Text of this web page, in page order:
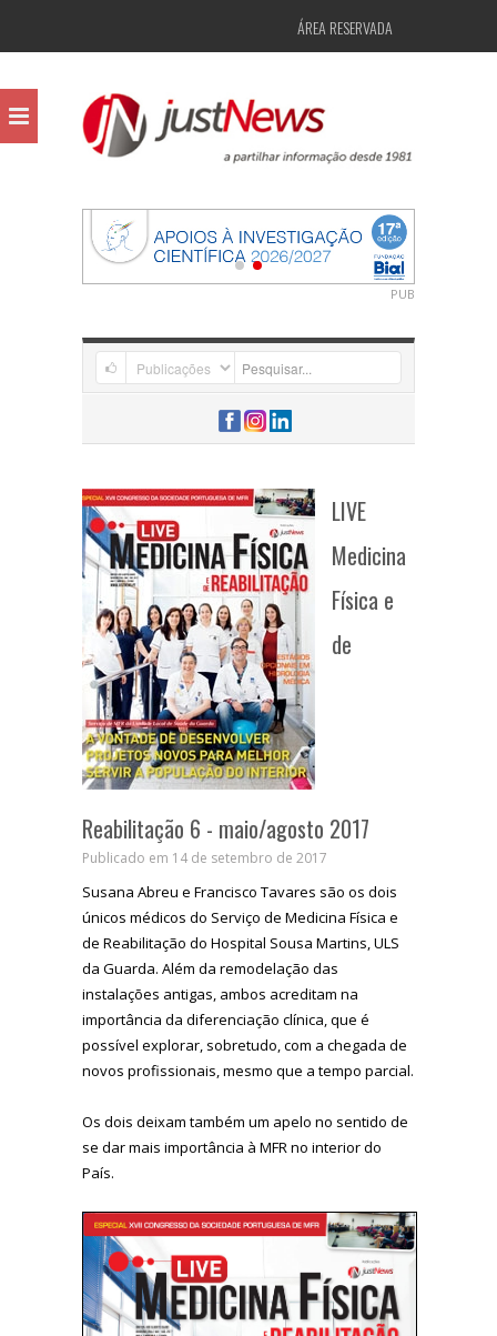
ÁREA RESERVADA
PUB
LIVE
Medicina
Física e
de
Reabilitação 6 - maio/agosto 2017
Publicado em 14 de setembro de 2017
Susana Abreu e Francisco Tavares são os dois
únicos médicos do Serviço de Medicina Física e
de Reabilitação do Hospital Sousa Martins, ULS
da Guarda. Além da remodelação das
instalações antigas, ambos acreditam na
importância da diferenciação clínica, que é
possível explorar, sobretudo, com a chegada de
novos profissionais, mesmo que a tempo parcial.
Os dois deixam também um apelo no sentido de
se dar mais importância à MFR no interior do
País.